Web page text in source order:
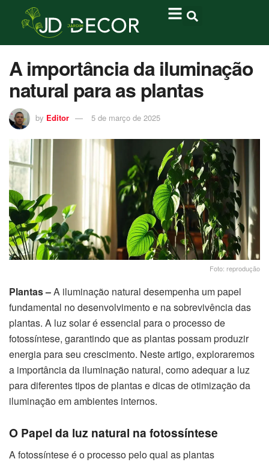
A importância da iluminação
natural para as plantas
by Editor 5 de março de 2025
Foto: reprodução
Plantas –A iluminação natural desempenha um papel
fundamental no desenvolvimento e na sobrevivência das
plantas. A luz solar é essencial para o processo de
fotossíntese, garantindo que as plantas possam produzir
energia para seu crescimento. Neste artigo, exploraremos
a importância da iluminação natural, como adequar a luz
para diferentes tipos de plantas e dicas de otimização da
iluminação em ambientes internos.
O Papel da luz natural na fotossíntese
A fotossíntese é o processo pelo qual as plantas